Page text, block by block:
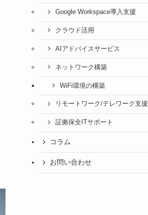
Google Workspace導入支援
クラウド活用
AIアドバイスサービス
ネットワーク構築
WiFi環境の構築
リモートワーク/テレワーク支援
証拠保全ITサポート
コラム
お問い合わせ